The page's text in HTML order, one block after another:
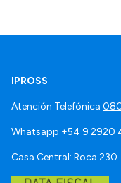
IPROSS
Atención Telefónica
Whatsapp +54 9 2920
Casa Central: Roca 230